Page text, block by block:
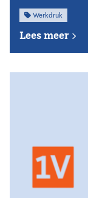
Werkdruk
Lees meer